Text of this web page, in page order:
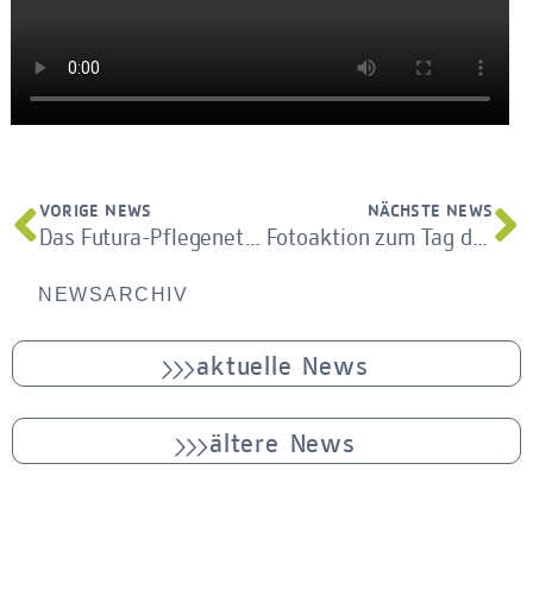
VORIGE NEWS
Das Futura-Pflegenetzwerk zum Anschauen
NÄCHSTE NEWS
Fotoaktion zum Tag der Inklusion
NEWSARCHIV
aktuelle News
ältere News